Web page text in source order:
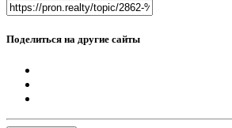
Поделиться на другие сайты